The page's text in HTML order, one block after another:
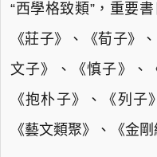
“西學格致類”，重要
《莊子》、《荀子》
文子》、《慎子》、
《抱朴子》、《列子
《藝文類聚》、《金